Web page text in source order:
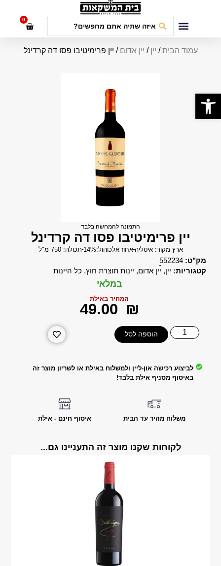
0
עמוד הבית/ יין / יין אדום / יין פרימיטיבו פסו דה קרדינל
התמונה להמחשה בלבד
יין פרימיטיבו פסו דה קרדינל
ארץ מקור: איטליה אחוז אלכוהול:14% תכולה: 750 מ"ל
מק"ט:552234
קטגוריות: יין, יין אדום, יינות תוצרת חוץ, כל היינות
במלאי
המחיר באילת
‎49.00 ₪
הוספה לסל
לביצוע רכישה און-ליין ולמשלוח באילת או לשריון מוצר זה
באיסוף מסניף אילת בלבד!
משלוח מהיר עד הבית איסוף חינם - אילת
לקוחות שקנו מוצר זה התעניינו גם...
פתח סרגל נגישות